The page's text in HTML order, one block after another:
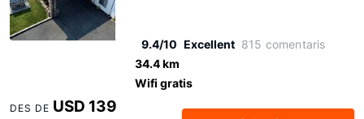
9.4/10 Excellent 815 comentaris
34.4 km
Wifi gratis
DES DE USD 139